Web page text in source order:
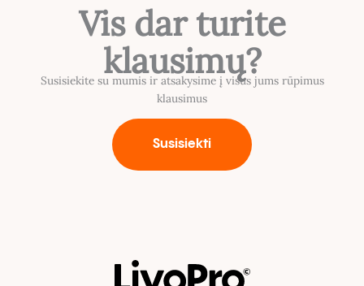
Vis dar turite
klausimų?
Susisiekite su mumis ir atsakysime į visus jums rūpimus
klausimus
Susisiekti